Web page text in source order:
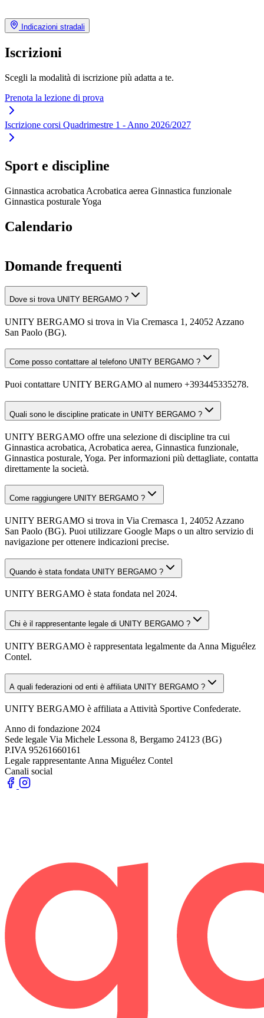
Indicazioni stradali
Iscrizioni
Scegli la modalità di iscrizione più adatta a te.
Prenota la lezione di prova
Iscrizione corsi Quadrimestre 1 - Anno 2026/2027
Sport e discipline
Ginnastica acrobatica Acrobatica aerea Ginnastica funzionale
Ginnastica posturaleYoga
Calendario
Domande frequenti
Dove si trova UNITY BERGAMO ?
UNITY BERGAMO si trova in Via Cremasca 1, 24052 Azzano
San Paolo (BG).
Come posso contattare al telefono UNITY BERGAMO ?
Puoi contattare UNITY BERGAMO al numero +393445335278.
Quali sono le discipline praticate in UNITY BERGAMO ?
UNITY BERGAMO offre una selezione di discipline tra cui
Ginnastica acrobatica, Acrobatica aerea, Ginnastica funzionale,
Ginnastica posturale, Yoga. Per informazioni più dettagliate, contatta
direttamente la società.
Come raggiungere UNITY BERGAMO ?
UNITY BERGAMO si trova in Via Cremasca 1, 24052 Azzano
San Paolo (BG). Puoi utilizzare Google Maps o un altro servizio di
navigazione per ottenere indicazioni precise.
Quando è stata fondata UNITY BERGAMO ?
UNITY BERGAMO è stata fondata nel 2024.
Chi è il rappresentante legale di UNITY BERGAMO ?
UNITY BERGAMO è rappresentata legalmente da Anna Miguélez
Contel.
A quali federazioni od enti è affiliata UNITY BERGAMO ?
UNITY BERGAMO è affiliata a Attività Sportive Confederate.
Anno di fondazione 2024
Sede legale Via Michele Lessona 8, Bergamo 24123 (BG)
P.IVA 95261660161
Legale rappresentante Anna Miguélez Contel
Canali social